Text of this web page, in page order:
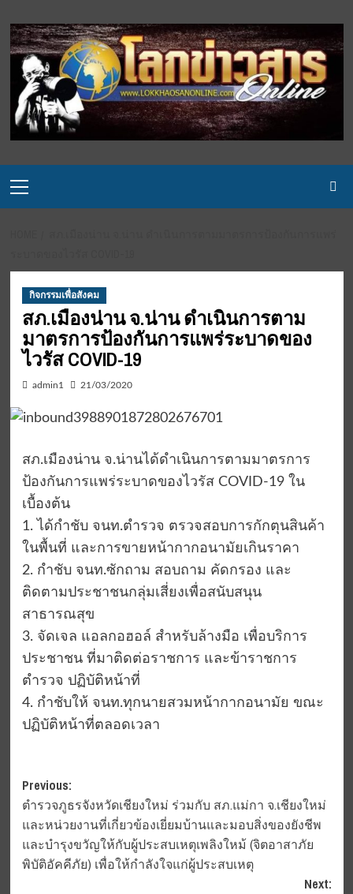
to
content
Menu
กิจกรรมเพื่อสังคม
สภ.เมืองน่าน จ.น่าน ดำเนินการตาม
มาตรการป้องกันการแพร่ระบาดของ
ไวรัส COVID-19
admin1 21/03/2020
สภ.เมืองน่าน จ.น่านได้ดำเนินการตามมาตรการ
ป้องกันการแพร่ระบาดของไวรัส COVID-19 ใน
เบื้องต้น
1. ได้กำชับ จนท.ตำรวจ ตรวจสอบการกักตุนสินค้า
ในพื้นที่ และการขายหน้ากากอนามัยเกินราคา
2. กำชับ จนท.ซักถาม สอบถาม คัดกรอง และ
ติดตามประชาชนกลุ่มเสี่ยงเพื่อสนับสนุน
สาธารณสุข
3. จัดเจล แอลกอฮอล์ สำหรับล้างมือ เพื่อบริการ
ประชาชน ที่มาติดต่อราชการ และข้าราชการ
ตำรวจ ปฏิบัติหน้าที่
4. กำชับให้ จนท.ทุกนายสวมหน้ากากอนามัย ขณะ
ปฏิบัติหน้าที่ตลอดเวลา
Post
navigation
Previous:
ตำรวจภูธรจังหวัดเชียงใหม่ ร่วมกับ สภ.แม่กา จ.เชียงใหม่
และหน่วยงานที่เกี่ยวข้องเยี่ยมบ้านและมอบสิ่งของยังชีพ
และบำรุงขวัญให้กับผู้ประสบเหตุเพลิงใหม้ (จิตอาสาภัย
พิบัติอัคคีภัย) เพื่อให้กำลังใจแก่ผู้ประสบเหตุ
Next: